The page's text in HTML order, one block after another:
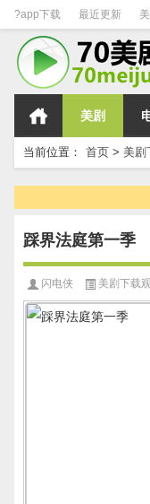
?app下载 最近更新
美剧
当前位置： 首页 > 美剧
踩界法庭第一季
闪电侠 美剧下载